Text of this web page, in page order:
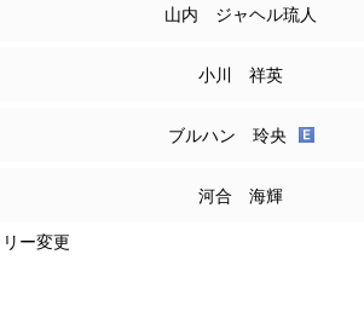
山内 ジャヘル琉人
小川 祥英
ブルハン 玲央
河合 海輝
ー変更